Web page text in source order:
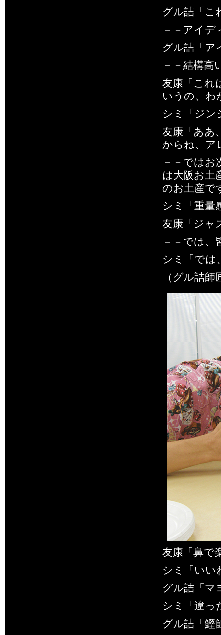
グル詰「こ
－－アイデ
グル詰「
－－結構高
友康「これ
いうの、わ
シミ「ジン
友康「ああ
からね、ア
－－ではお
は大阪お土
のお土産で
シミ「重
友康「ジャ
－－では、
シミ「では
（グル詰
友康「鼻で
シミ「いい
グル詰「マ
シミ「違っ
グル詰「